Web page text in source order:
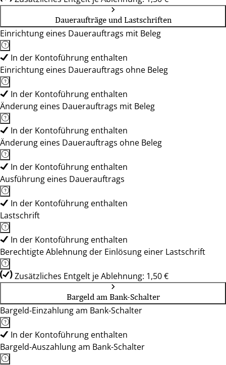
Daueraufträge und Lastschriften
Einrichtung eines Dauerauftrags mit Beleg
In der Kontoführung enthalten
Einrichtung eines Dauerauftrags ohne Beleg
In der Kontoführung enthalten
Änderung eines Dauerauftrags mit Beleg
In der Kontoführung enthalten
Änderung eines Dauerauftrags ohne Beleg
In der Kontoführung enthalten
Ausführung eines Dauerauftrags
In der Kontoführung enthalten
Lastschrift
In der Kontoführung enthalten
Berechtigte Ablehnung der Einlösung einer Lastschrift
Zusätzliches Entgelt je Ablehnung: 1,50 €
Bargeld am Bank-Schalter
Bargeld-Einzahlung am Bank-Schalter
In der Kontoführung enthalten
Bargeld-Auszahlung am Bank-Schalter